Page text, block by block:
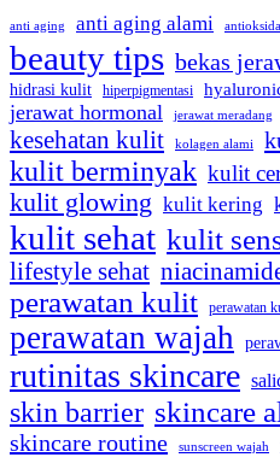
anti aging anti aging alami
beauty tips bekas
hidrasi kulit hiperpigmentasi
jerawat hormonal jerawat meradang
kesehatan kulit kolagen alami
kulit berminyak kulit
kulit glowing kulit kering
kulit sehat kulit
lifestyle sehat
perawatan kulit perawatan
perawatan wajah
rutinitas skincare
skin barrier skincare
skincare routine sunscreen wajah